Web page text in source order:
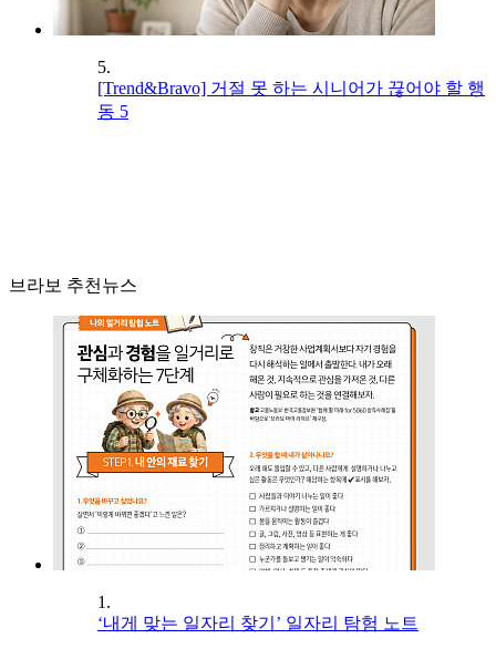
5.
[Trend&Bravo] 거절 못 하는 시니어가 끊어야 할 행
동 5
브라보 추천뉴스
1.
‘내게 맞는 일자리 찾기’ 일자리 탐험 노트